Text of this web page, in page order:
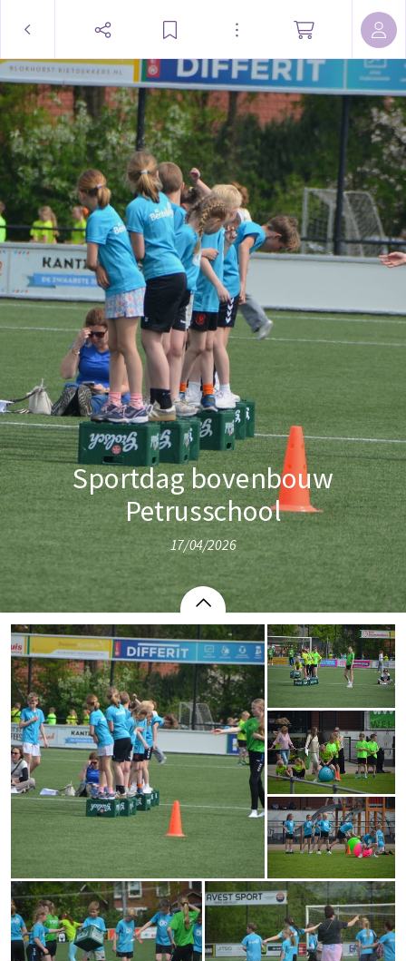
Sportdag bovenbouw
Petrusschool
17/04/2026